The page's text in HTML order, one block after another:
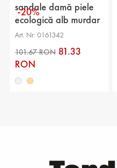
-20%
sandale damă piele
ecologică alb murdar
Art. Nr: 0161342
81.33
RON